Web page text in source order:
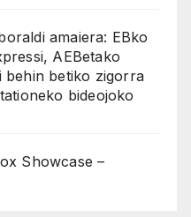
amaiera: EBko
AEBetako
betiko zigorra
bideojoko
Showcase –